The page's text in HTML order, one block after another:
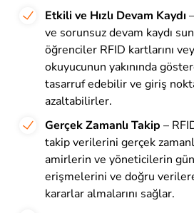
Etkili ve Hızlı Devam Kaydı
ve sorunsuz devam kaydı
öğrenciler RFID kartlarını
okuyucunun yakınında
tasarruf edebilir ve giriş
azaltabilirler.
Gerçek Zamanlı Takip –
takip verilerini gerçek
amirlerin ve yöneticilerin
erişmelerini ve doğru
kararlar almalarını sağlar.